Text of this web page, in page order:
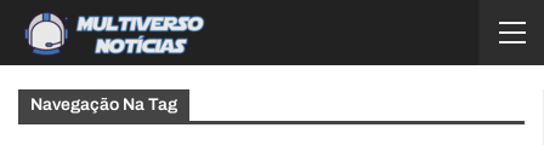
Navegação Na Tag